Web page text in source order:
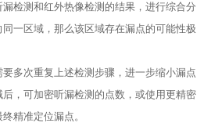
检测和红外热像检测的结果，进行综合分
一区域，那么该区域存在漏点的可能性极
多次重复上述检测步骤，进一步缩小漏点
，可加密听漏检测的点数，或使用更精密
精准定位漏点。​